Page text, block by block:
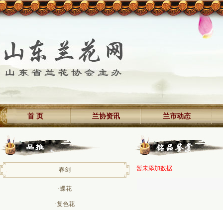
首 页 兰协资讯 兰市动态
春剑
·蝶花
·复色花
暂未添加数据